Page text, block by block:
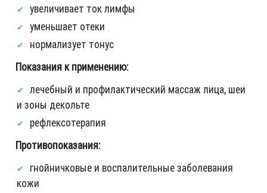
увеличивает ток лимфы
уменьшает отеки
нормализует тонус
Показания к применению:
лечебный и профилактический массаж лица, шеи
и зоны декольте
рефлексотерапия
Противопоказания:
гнойничковые и воспалительные заболевания
кожи